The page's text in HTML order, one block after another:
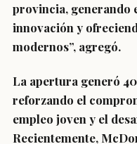
provincia, generando
innovación y
modernos”, agregó.
La apertura generó
reforzando el
empleo joven y el
Recientemente,